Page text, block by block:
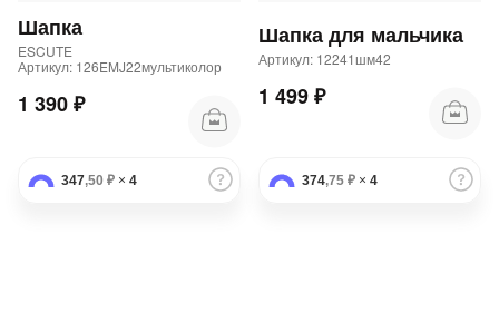
Шапка
ESCUTE
Артикул: 126EMJ22мультиколор
1 390 ₽
347,50 ₽ × 4
Шапка для мальчика
Артикул: 12241шм42
1 499 ₽
374,75 ₽ × 4